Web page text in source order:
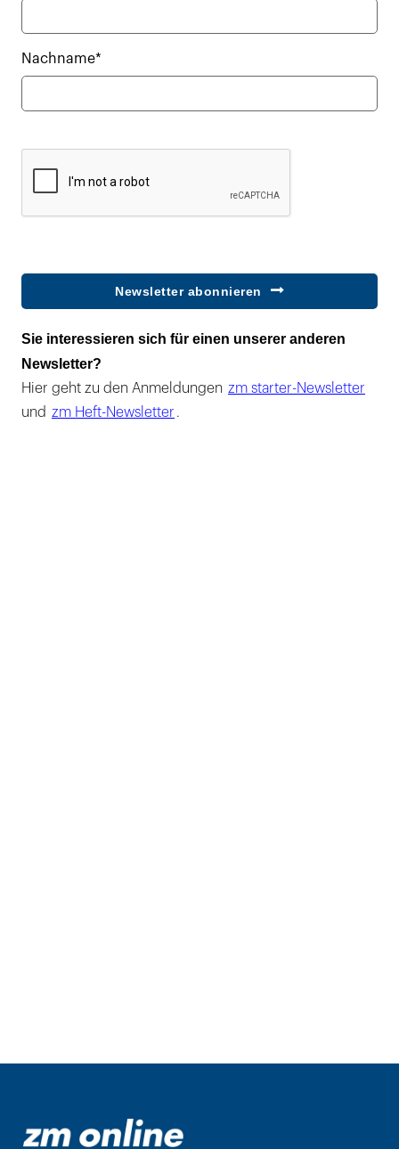
Nachname*
Newsletter abonnieren
Sie interessieren sich für einen unserer anderen
Newsletter?
Hier geht zu den Anmeldungen zm starter-Newsletter
und zm Heft-Newsletter .